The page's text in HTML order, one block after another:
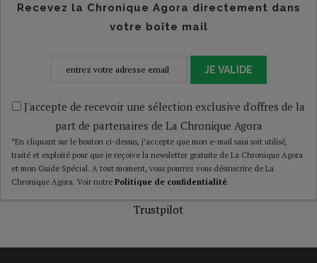
Recevez la Chronique Agora directement dans
votre boîte mail
JE VALIDE
J'accepte de recevoir une sélection exclusive d'offres de la
part de partenaires de La Chronique Agora
*En cliquant sur le bouton ci-dessus, j’accepte que mon e-mail saisi soit utilisé,
traité et exploité pour que je reçoive la newsletter gratuite de La Chronique Agora
et mon Guide Spécial. A tout moment, vous pourrez vous désinscrire de La
Chronique Agora. Voir notre Politique de confidentialité.
Trustpilot